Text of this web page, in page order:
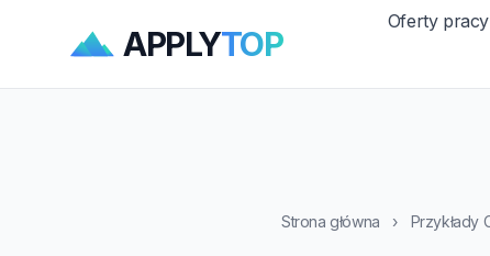
APPLYTOP
Oferty pracy
Strona główna › Przykłady